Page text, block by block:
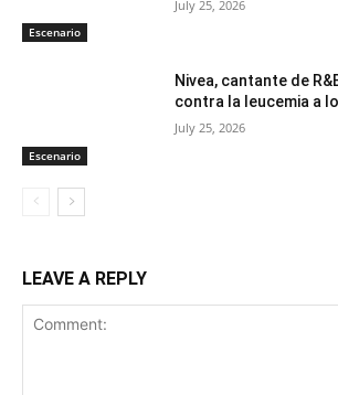
Escenario
July 25, 2026
Escenario
Nivea, cantante de
contra la leucemia a
July 25, 2026
LEAVE A REPLY